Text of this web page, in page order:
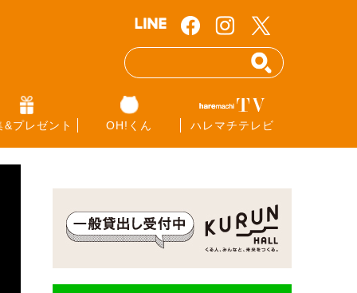
&プレゼント OH!くん ハレマチテレビ